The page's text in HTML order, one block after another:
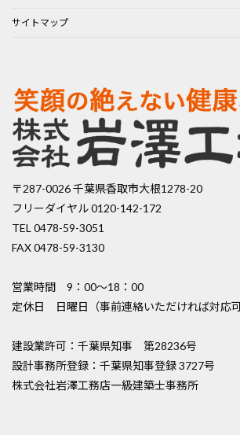
サイトマップ
〒287-0026 千葉県香取市大根1278-20
フリーダイヤル 0120-142-172
TEL 0478-59-3051
FAX 0478-59-3130
営業時間 9：00〜18：00
定休日 日曜日（事前連絡いただければ対応可
建設業許可：千葉県知事 第28236号
設計事務所登録：千葉県知事登録 3727号
株式会社岩澤工務店一級建築士事務所